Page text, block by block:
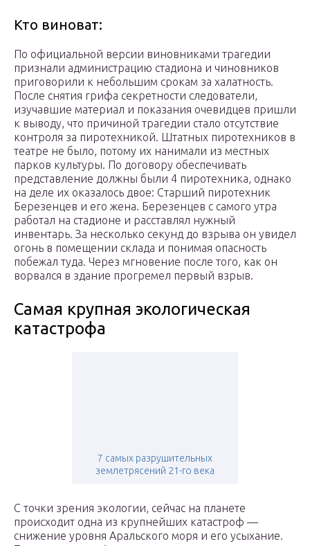
Кто виноват:
По официальной версии виновниками трагедии
признали администрацию стадиона и чиновников
приговорили к небольшим срокам за халатность.
После снятия грифа секретности следователи,
изучавшие материал и показания очевидцев пришли
к выводу, что причиной трагедии стало отсутствие
контроля за пиротехникой. Штатных пиротехников в
театре не было, потому их нанимали из местных
парков культуры. По договору обеспечивать
представление должны были 4 пиротехника, однако
на деле их оказалось двое: Старший пиротехник
Березенцев и его жена. Березенцев с самого утра
работал на стадионе и расставлял нужный
инвентарь. За несколько секунд до взрыва он увидел
огонь в помещении склада и понимая опасность
побежал туда. Через мгновение после того, как он
ворвался в здание прогремел первый взрыв.
Самая крупная экологическая
катастрофа
7 самых разрушительных
землетрясений 21-го века
С точки зрения экологии, сейчас на планете
происходит одна из крупнейших катастроф —
снижение уровня Аральского моря и его усыхание.